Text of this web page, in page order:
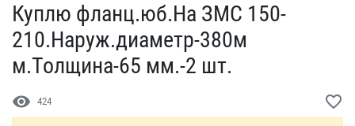
Куплю фланц.юб.На ЗМС 15​0-
210.Наруж.диаметр-380м​
м.Толщина-65 мм.-2 шт.
visibility 424 favorite_border